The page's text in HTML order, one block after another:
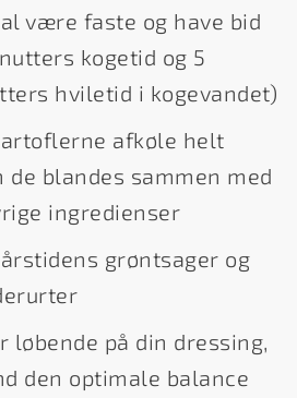
være faste og have bid
kogetid og 5
hviletid i kogevandet)
afkøle helt
de blandes sammen med
ingredienser
grøntsager og
løbende på din dressing,
den optimale balance